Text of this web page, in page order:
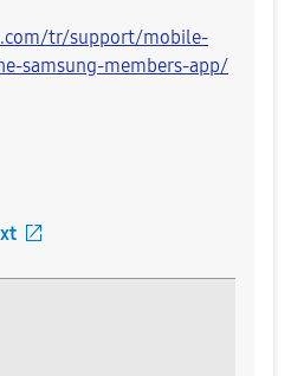
tr/support/mobile-
samsung-members-app/